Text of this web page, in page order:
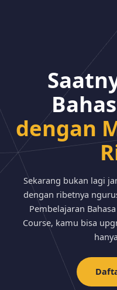
dengan
Sekarang bukan lagi
dengan ribetnya
Pembelajaran
Course, kamu bisa